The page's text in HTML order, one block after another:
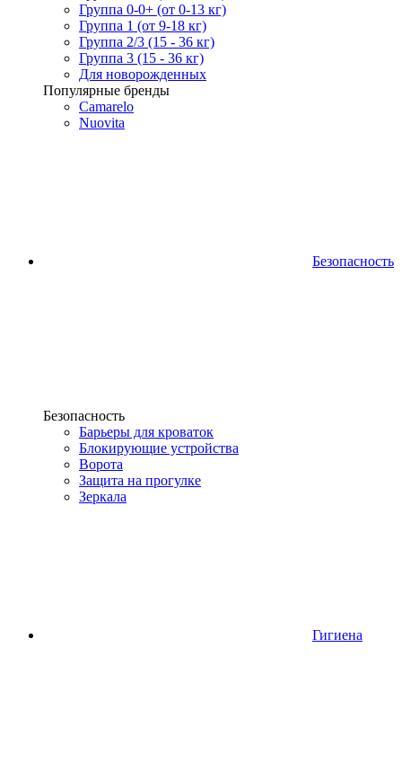
Группа 0-0+ (от 0-13 кг)
Группа 1 (от 9-18 кг)
Группа 2/3 (15 - 36 кг)
Группа 3 (15 - 36 кг)
Для новорожденных
Популярные бренды
Camarelo
Nuovita
Безопасность
Безопасность
Барьеры для кроваток
Блокирующие устройства
Ворота
Защита на прогулке
Зеркала
Гигиена